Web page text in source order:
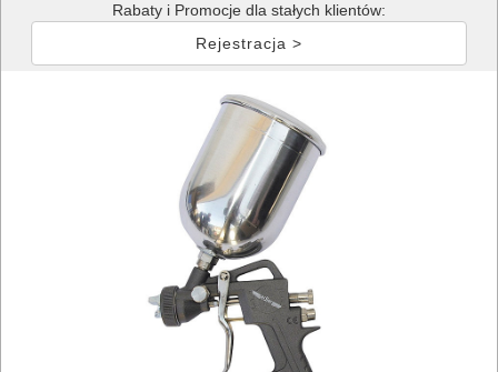
Rabaty i Promocje dla stałych klientów:
Rejestracja >